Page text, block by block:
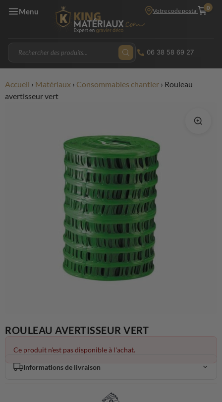
Menu Votre code postal 0
06 38 58 69 27
Accueil › Matériaux › Consommables chantier › Rouleau
avertisseur vert
ROULEAU AVERTISSEUR VERT
Ce produit n'est pas disponible à l'achat.
Informations de livraison